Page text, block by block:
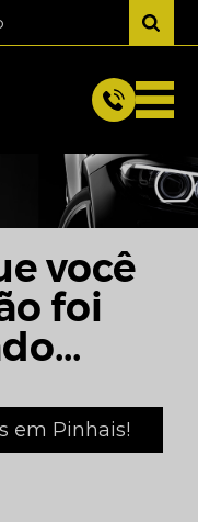
você
foi
em Pinhais!